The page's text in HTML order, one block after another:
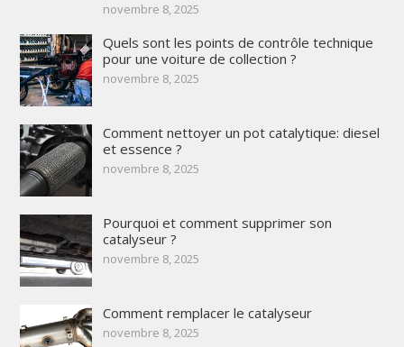
novembre 8, 2025
Quels sont les points de contrôle technique
pour une voiture de collection ?
novembre 8, 2025
Comment nettoyer un pot catalytique: diesel
et essence ?
novembre 8, 2025
Pourquoi et comment supprimer son
catalyseur ?
novembre 8, 2025
Comment remplacer le catalyseur
novembre 8, 2025